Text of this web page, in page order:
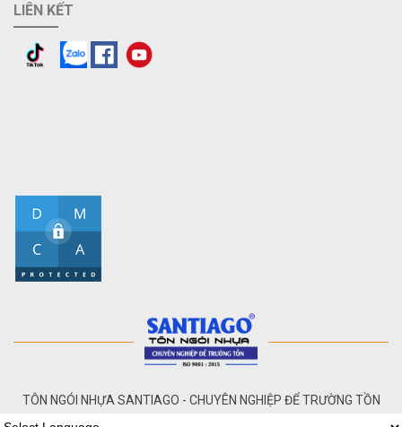
LIÊN KẾT
TÔN NGÓI NHỰA SANTIAGO - CHUYÊN NGHIỆP ĐỂ TRƯỜNG TỒN